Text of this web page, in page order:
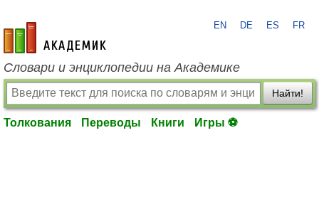
academic.ru
EN DE ES FR
Словари и энциклопедии на Академике
Найти!
Толкования Переводы Книги Игры ⚽